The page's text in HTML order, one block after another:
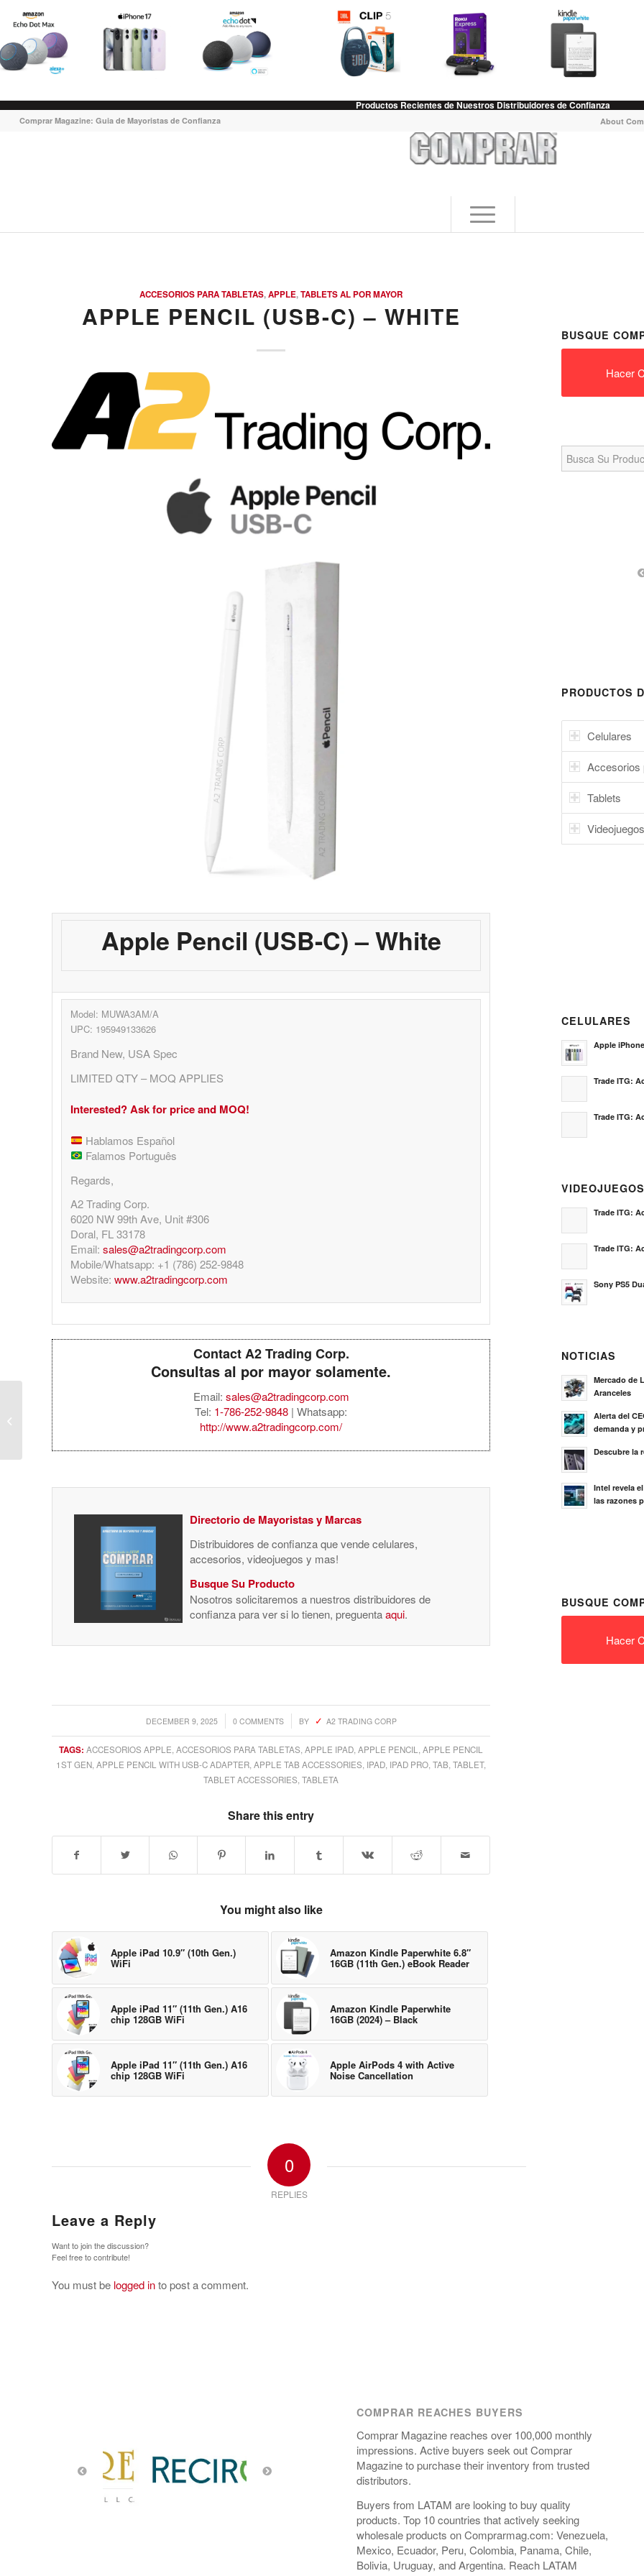
Productos Recientes de Nuestros Distribuidores de Confianza
About
Comprar Magazine: Guia de Mayoristas de Confianza
ACCESORIOS PARA TABLETAS,APPLE,TABLETS AL POR MAYOR
APPLE PENCIL (USB-C) – WHITE
Apple Pencil (USB-C) – White
Model: MUWA3AM/A
UPC: 195949133626
Brand New, USA Spec
LIMITED QTY – MOQ APPLIES
Interested? Ask for price and MOQ!
Hablamos Español
Falamos Português
Regards,
A2 Trading Corp.
6020 NW 99th Ave, Unit #306
Doral, FL 33178
Email: sales@a2tradingcorp.com
Mobile/Whatsapp: +1 (786) 252-9848
Website: www.a2tradingcorp.com
Contact A2 Trading Corp.
Consultas al por mayor solamente.
Email: sales@a2tradingcorp.com
Tel: 1-786-252-9848 | Whatsapp:
http://www.a2tradingcorp.com/
Directorio de Mayoristas y Marcas
Distribuidores de confianza que vende celulares,
accesorios, videojuegos y mas!
Busque Su Producto
Nosotros solicitaremos a nuestros distribuidores de
confianza para ver si lo tienen, preguentaaqui.
DECEMBER 9, 2025
/ 0 COMMENTS
/ BY A2 TRADING CORP
TAGS: ACCESORIOS APPLE ACCESORIOS PARA TABLETAS APPLE IPAD APPLE PENCIL
APPLE PENCIL
1ST GEN APPLE PENCIL WITH USB-C ADAPTER APPLE TAB ACCESSORIES IPAD IPAD PRO TAB TABLET,
TABLET ACCESSORIES TABLETA
Share this entry
You might also like
Apple iPad 10.9″ (10th Gen.)
WiFi
Amazon Kindle Paperwhite 6.8″
16GB (11th Gen.) eBook Reader
Apple iPad 11″ (11th Gen.) A16
chip 128GB WiFi
Amazon Kindle Paperwhite
16GB (2024) – Black
Apple iPad 11″ (11th Gen.) A16
chip 128GB WiFi
Apple AirPods 4 with Active
Noise Cancellation
0
REPLIES
Leave a Reply
Want to join the discussion?
Feel free to contribute!
You must be logged into post a comment.
BUSQUE
Hacer
Search
for:
PRODUCTOS
Celulares
Accesorios
Tablets
Videojuegos
CELULARES
Apple
Trade ITG:
Trade ITG:
VIDEOJUEGOS
Trade ITG:
Trade ITG:
Sony PS5
NOTICIAS
Mercado de
Aranceles
Alerta del
demanda y
Descubre la
Intel revela
las razones
BUSQUE
Hacer
COMPRAR REACHES BUYERS
Comprar Magazine reaches over 100,000 monthly
impressions. Active buyers seek out Comprar
Magazine to purchase their inventory from trusted
distributors.
Buyers from LATAM are looking to buy quality
products. Top 10 countries that actively seeking
wholesale products on Comprarmag.com: Venezuela,
Mexico, Ecuador, Peru, Colombia, Panama, Chile,
Bolivia, Uruguay, and Argentina. Reach LATAM
Apple Pencil Pro –